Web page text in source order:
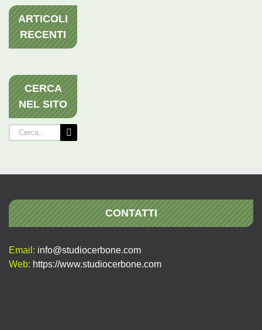
ARTICOLI
RECENTI
CERCA
NEL SITO
Cerca
per:
CONTATTI
Email: info@studiocerbone.com
Web: https://www.studiocerbone.com